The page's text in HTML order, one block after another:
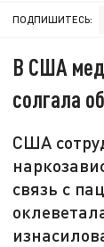
ПОДПИШИТЕСЬ:
В США
солгала
США
связь с